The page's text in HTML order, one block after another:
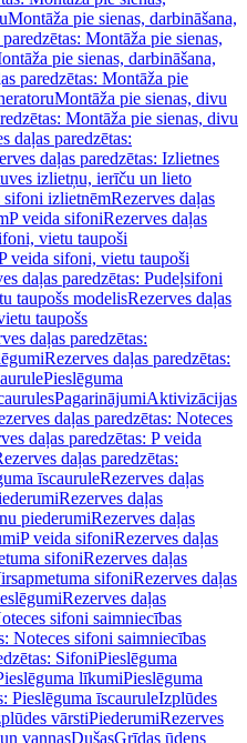
Montāža pie sienas, darbināšana,
Montāža pie sienas,
pie sienas, darbināšana,
paredzētas: Montāža pie
Montāža pie sienas, divu
Montāža pie sienas, divu
daļas paredzētas:
daļas paredzētas: Izlietnes
izlietņu, ierīču un lieto
sifoni izlietnēmRezerves daļas
P veida sifoniRezerves daļas
vietu taupoši
veida sifoni, vietu taupoši
daļas paredzētas: Pudeļsifoni
taupošs modelisRezerves daļas
taupošs
daļas paredzētas:
Rezerves daļas paredzētas:
Pieslēguma
PagarinājumiAktivizācijas
daļas paredzētas: Noteces
daļas paredzētas: P veida
daļas paredzētas:
īscauruleRezerves daļas
Rezerves daļas
piederumiRezerves daļas
P veida sifoniRezerves daļas
sifoniRezerves daļas
sifoniRezerves daļas
Rezerves daļas
sifoni saimniecības
Noteces sifoni saimniecības
SifoniPieslēguma
līkumiPieslēguma
Pieslēguma īscauruleIzplūdes
vārstiPiederumiRezerves
vannasDušasGrīdas ūdens